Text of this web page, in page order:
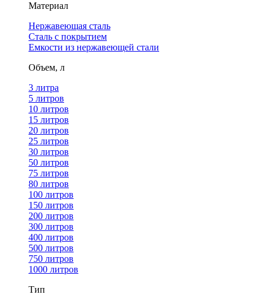
Материал
Нержавеющая сталь
Сталь с покрытием
Емкости из нержавеющей стали
Объем, л
3 литра
5 литров
10 литров
15 литров
20 литров
25 литров
30 литров
50 литров
75 литров
80 литров
100 литров
150 литров
200 литров
300 литров
400 литров
500 литров
750 литров
1000 литров
Тип